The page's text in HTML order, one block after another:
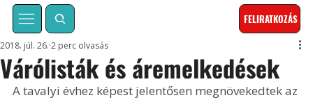
FELIRATKOZÁS
Várólisták és áremelkedések
2018. júl. 26. 2 perc olvasás
A tavalyi évhez képest jelentősen megnövekedtek az